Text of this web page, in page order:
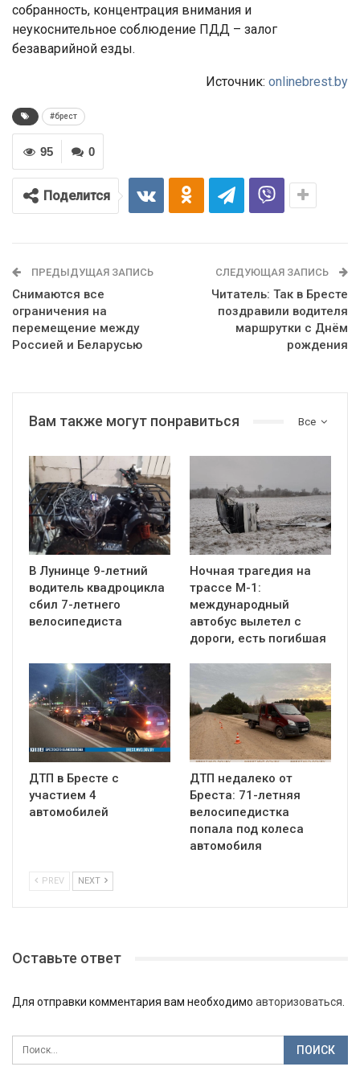
собранность, концентрация внимания и
неукоснительное соблюдение ПДД – залог
безаварийной езды.
Источник: onlinebrest.by
#брест
0
95
Поделится
ПРЕДЫДУЩАЯ ЗАПИСЬ
Снимаются все
ограничения на
перемещение между
Россией и Беларусью
СЛЕДУЮЩАЯ ЗАПИСЬ
Читатель: Так в Бресте
поздравили водителя
маршрутки с Днём
рождения
Все
Вам также могут понравиться
В Лунинце 9-летний
водитель квадроцикла
сбил 7-летнего
велосипедиста
Ночная трагедия на
трассе М-1:
международный
автобус вылетел с
дороги, есть погибшая
ДТП в Бресте с
участием 4
автомобилей
ДТП недалеко от
Бреста: 71-летняя
велосипедистка
попала под колеса
автомобиля
PREV NEXT
Оставьте ответ
Для отправки комментария вам необходимо авторизоваться.